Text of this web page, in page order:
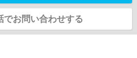
でお問い合わせする